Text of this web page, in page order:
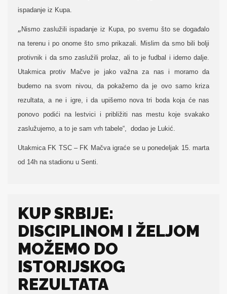
ispadanje iz Kupa.
„ Nismo zaslužili ispadanje iz Kupa, po svemu što se događalo
na terenu i po onome što smo prikazali. Mislim da smo bili bolji
protivnik i da smo zaslužili prolaz, ali to je fudbal i idemo dalje.
Utakmica protiv Mačve je jako važna za nas i moramo da
budemo na svom nivou, da pokažemo da je ovo samo kriza
rezultata, a ne i igre, i da upišemo nova tri boda koja će nas
ponovo podići na lestvici i približiti nas mestu koje svakako
zaslužujemo, a to je sam vrh tabele“, dodao je Lukić.
Utakmica FK TSC – FK Mačva igraće se u ponedeljak 15. marta
od 14h na stadionu u Senti.
KUP SRBIJE:
DISCIPLINOM I ŽELJOM
MOŽEMO DO
ISTORIJSKOG
REZULTATA